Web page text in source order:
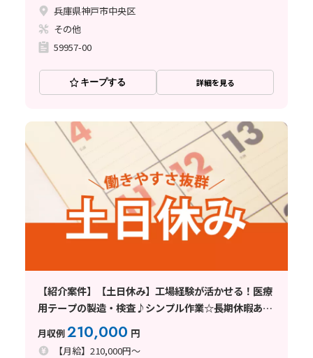
兵庫県神戸市中央区
その他
59957-00
キープする 詳細を見る
【紹介案件】【土日休み】工場経験が活かせる！医療
用テープの製造・検査♪シンプル作業☆長期休暇あり
月収例210,000 円
【月給】210,000円～